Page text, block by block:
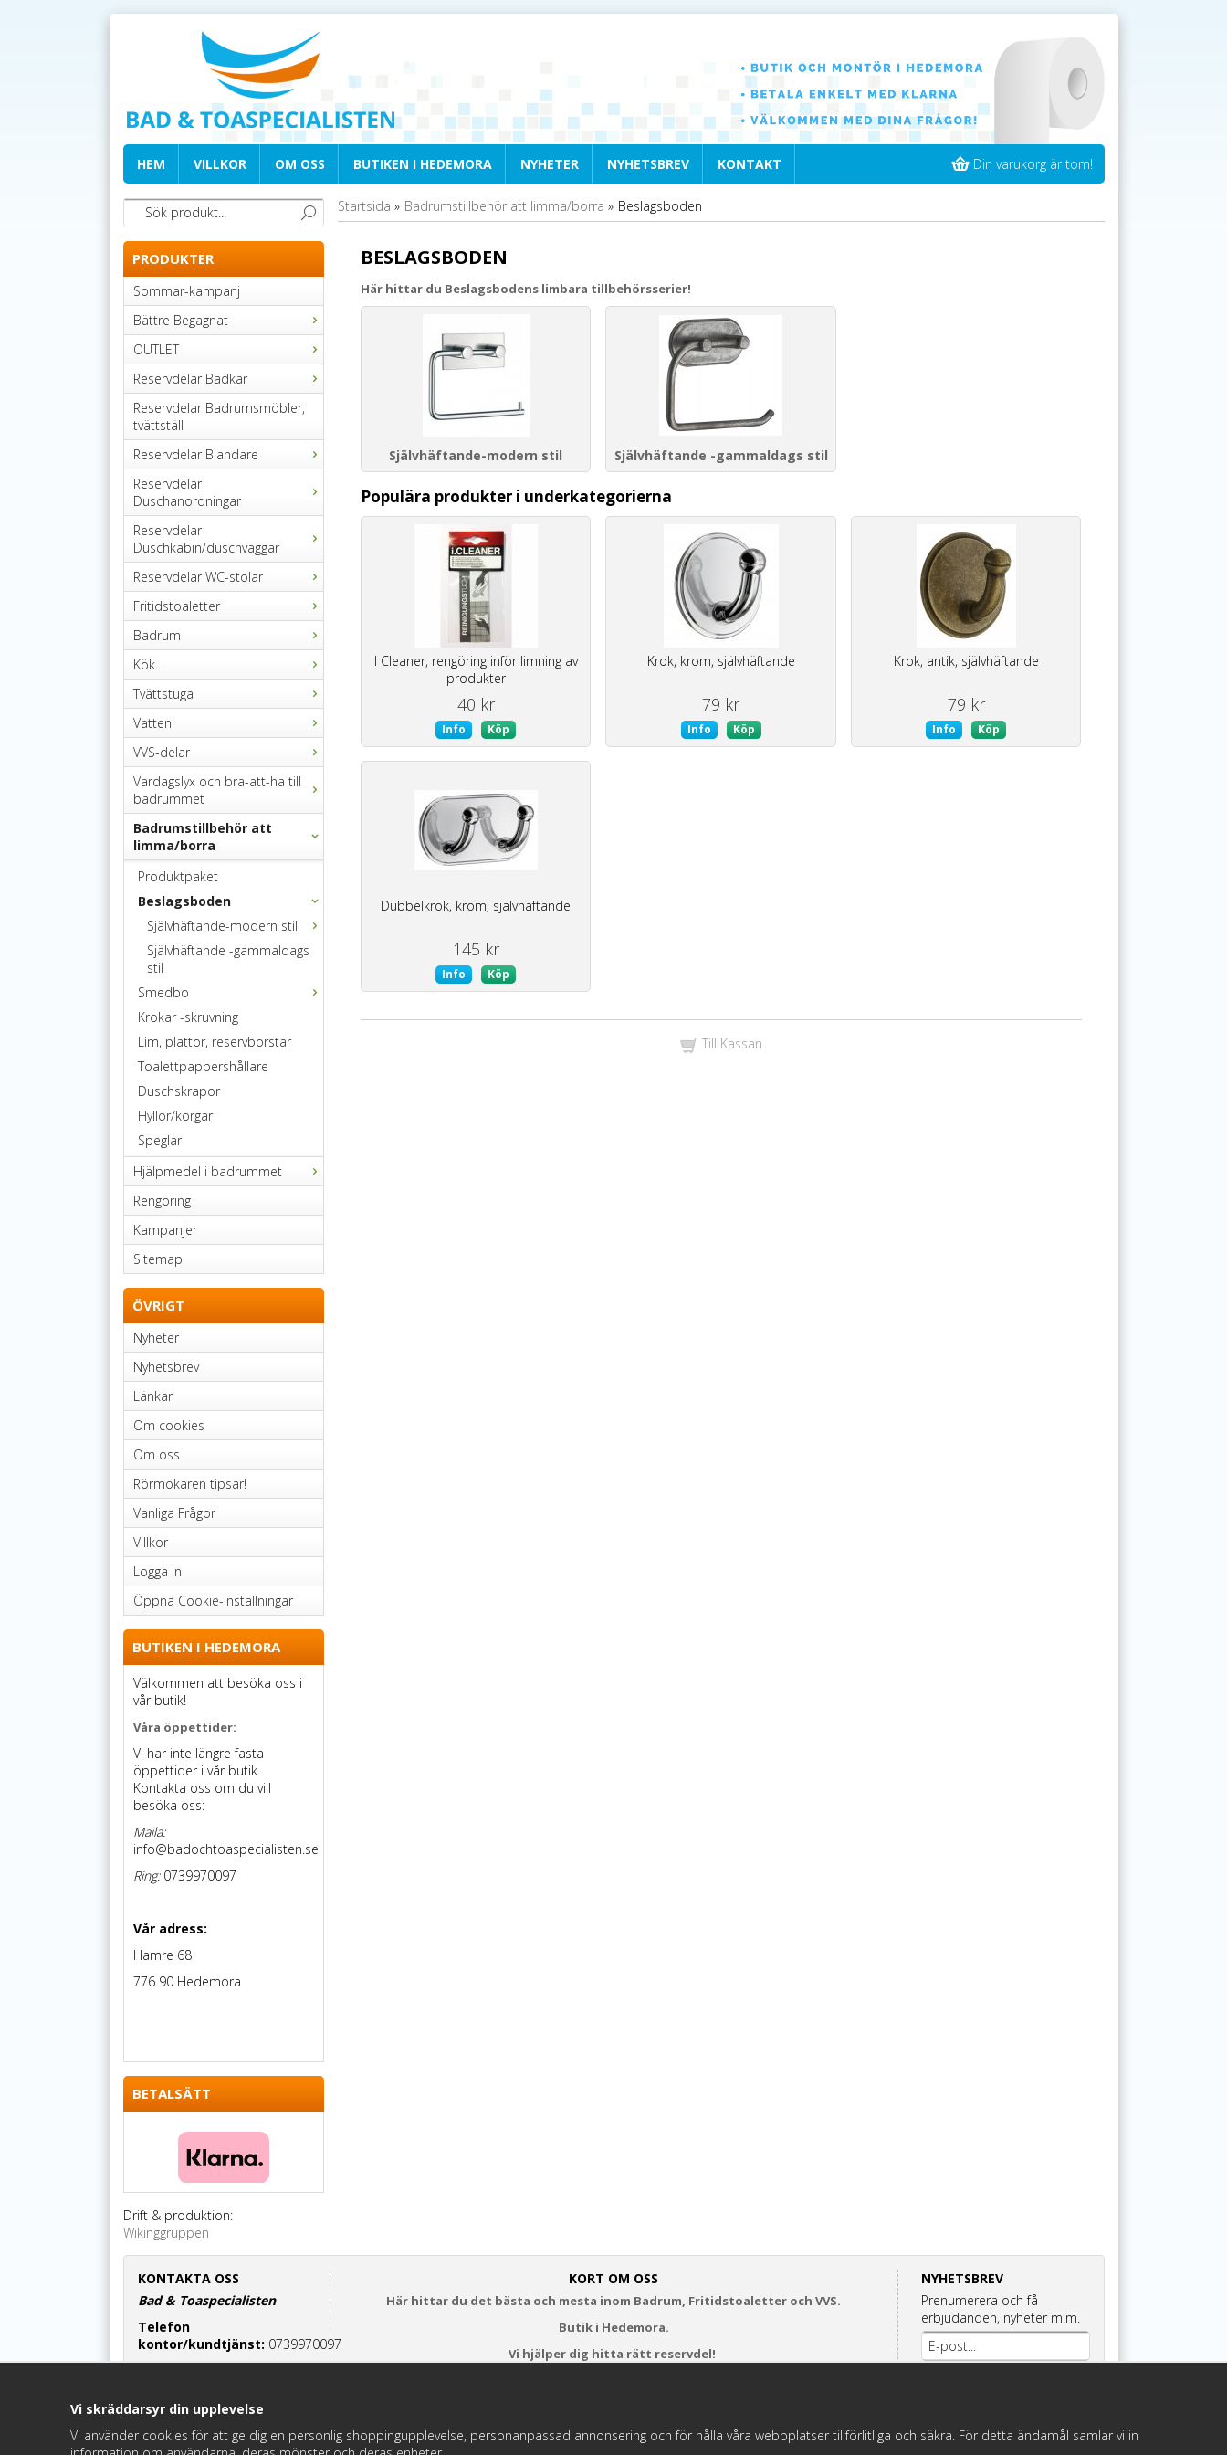
HEM VILLKOR OM OSS BUTIKEN I HEDEMORA NYHETER NYHETSBREV KONTAKT Din varukorg är tom!
PRODUKTER
Sommar-kampanj
Bättre Begagnat
OUTLET
Reservdelar Badkar
Reservdelar Badrumsmöbler,
tvättställ
Reservdelar Blandare
Reservdelar
Duschanordningar
Reservdelar
Duschkabin/duschväggar
Reservdelar WC-stolar
Fritidstoaletter
Badrum
Kök
Tvättstuga
Vatten
VVS-delar
Vardagslyx och bra-att-ha till
badrummet
Badrumstillbehör att
limma/borra
Produktpaket
Beslagsboden
Självhäftande-modern stil
Självhäftande -gammaldags
stil
Smedbo
Krokar -skruvning
Lim, plattor, reservborstar
Toalettpappershållare
Duschskrapor
Hyllor/korgar
Speglar
Hjälpmedel i badrummet
Rengöring
Kampanjer
Sitemap
ÖVRIGT
Nyheter
Nyhetsbrev
Länkar
Om cookies
Om oss
Rörmokaren tipsar!
Vanliga Frågor
Villkor
Logga in
Öppna Cookie-inställningar
BUTIKEN I HEDEMORA
Välkommen att besöka oss i
vår butik!
Våra öppettider:
Vi har inte längre fasta
öppettider i vår butik.
Kontakta oss om du vill
besöka oss:
Maila:
info@badochtoaspecialisten.se
Ring:0739970097
Vår adress:
Hamre 68
776 90 Hedemora
BETALSÄTT
Drift & produktion:
Wikinggruppen
Startsida » Badrumstillbehör att limma/borra » Beslagsboden
BESLAGSBODEN
Här hittar du Beslagsbodens limbara tillbehörsserier!
Självhäftande-modern stil Självhäftande -gammaldags stil
Populära produkter i underkategorierna
I Cleaner, rengöring inför limning av
produkter
40 kr
Info Köp
Krok, krom, självhäftande
79 kr
Info Köp
Krok, antik, självhäftande
79 kr
Info Köp
Dubbelkrok, krom, självhäftande
145 kr
Info Köp
Till Kassan
KONTAKTA OSS
Bad & Toaspecialisten
Telefon
kontor/kundtjänst: 0739970097
Maila oss:
info@badochtoaspecialisten.se
NYHETSBREV
Prenumerera och få
erbjudanden, nyheter m.m.
KORT OM OSS
Här hittar du det bästa och mesta inom Badrum, Fritidstoaletter och VVS.
Butik i Hedemora.
Vi hjälper dig hitta rätt reservdel!
Vi skräddarsyr din upplevelse
Vi använder cookies för att ge dig en personlig shoppingupplevelse, personanpassad annonsering och för hålla våra webbplatser tillförlitliga och säkra. För detta ändamål samlar vi in